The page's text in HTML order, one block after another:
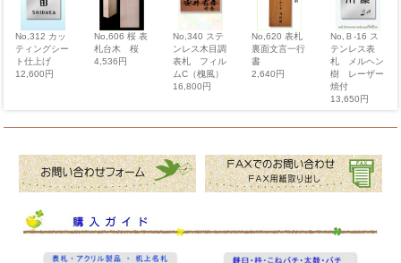
No,312 カッ
ティングシー
ト仕上げ
12,600円
No,606 桜 表
札台木 桜
4,536円
No,340 ステ
ンレス木目調
表札 フィル
ムC（槐風）
16,800円
No,620 表札
裏面文言一行
書
2,640円
No,Ｂ-16 ス
テンレス表
札 メルヘン
樹 レーザー
焼付
13,650円